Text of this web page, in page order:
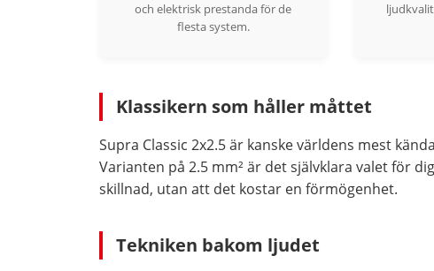
och elektrisk prestanda för de
flesta system.
Klassikern som håller måttet
Supra Classic 2x2.5 är kanske världens mest
Varianten på 2.5 mm² är det självklara valet för
skillnad, utan att det kostar en förmögenhet.
Tekniken bakom ljudet